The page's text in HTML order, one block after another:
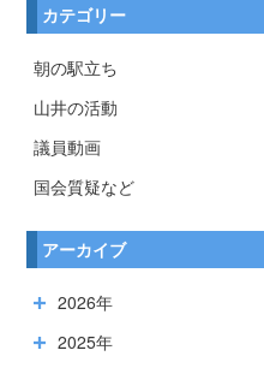
カテゴリー
朝の駅立ち
山井の活動
議員動画
国会質疑など
アーカイブ
2026年
2025年